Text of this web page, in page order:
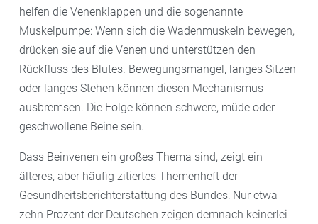
helfen die Venenklappen und die sogenannte
Muskelpumpe: Wenn sich die Wadenmuskeln bewegen,
drücken sie auf die Venen und unterstützen den
Rückfluss des Blutes. Bewegungsmangel, langes Sitzen
oder langes Stehen können diesen Mechanismus
ausbremsen. Die Folge können schwere, müde oder
geschwollene Beine sein.
Dass Beinvenen ein großes Thema sind, zeigt ein
älteres, aber häufig zitiertes Themenheft der
Gesundheitsberichterstattung des Bundes: Nur etwa
zehn Prozent der Deutschen zeigen demnach keinerlei